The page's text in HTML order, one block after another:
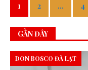
1 2 … 4
GẦN ĐÂY
DON BOSCO ĐÀ LẠT